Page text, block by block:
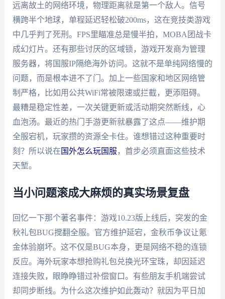
远离故土的网络环境，物理距离就是第一个敌人。信号
横跨半个地球，单程延迟轻松破200ms，这在竞技类游戏
中几乎判了死刑。FPS里瞄准总是慢半拍，MOBA团战卡
成幻灯片。还有那些讨厌的区域锁，游戏开发商为管理
服务器，将国服IP隔绝海外访问。这就不是单纯网络慢的
问题，而是根本进不了门。加上一些国家和地区网络管
制严格，比如用公共WiFi常被限速或拦截，更添阻碍。
最糟是稳定性差，一次关键更新或活动期突然断线，心
血泡汤。最近的热门手游更新就暴露了这点——维护期
全服宕机，玩家攒的资源全卡住。谁想错过这种重要时
刻？所以说在 国外怎么玩国服 ，首步必须直面这些技术
天堑。
当小问题滚成大麻烦的真实场景复盘
回忆一下那个著名事件：游戏10.23版上线后，突发的金
秋礼包BUG搅翻全服。官方维护延宕，金秋币争议让氪
金体验崩坏。这不仅是BUG本身，更是网络不稳的连锁
反应。海外玩家本想抢购礼包兑换光环宝珠，却因延迟
连接失败，眼睁睁错过补偿窗口。有些朋友手机端尝试
却同步断线。为什么这次维护如此轰动？就因为平日加